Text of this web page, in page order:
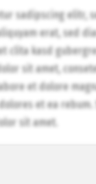
sadipscing elitr,
erat, sed
clita kasd
sit amet,
et dolore
et ea
sit amet.